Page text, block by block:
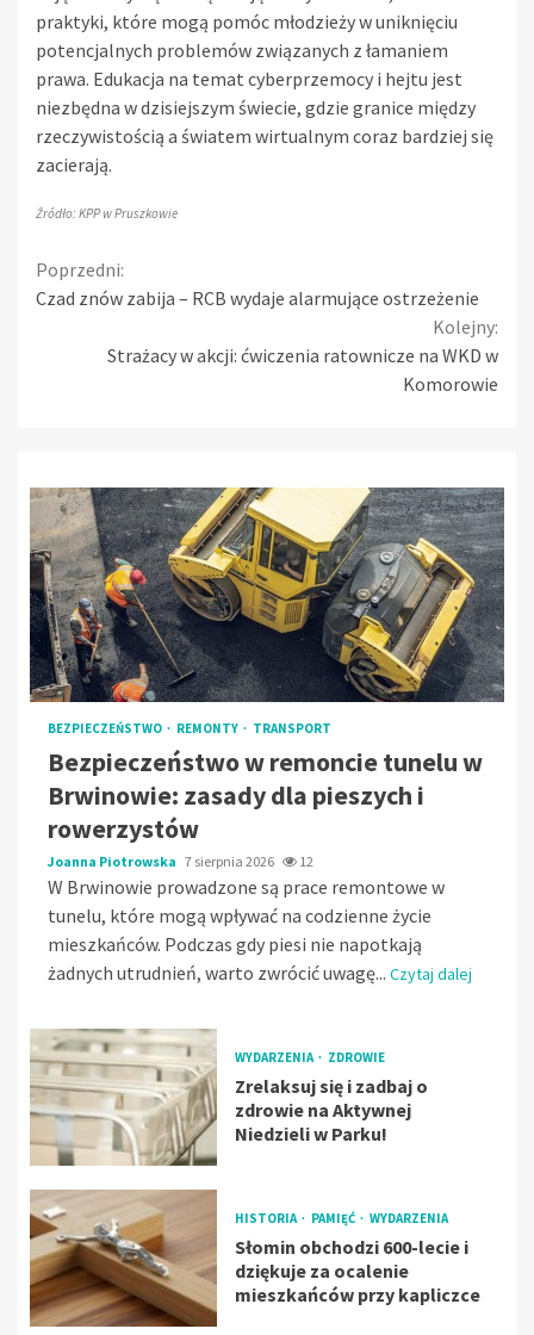
praktyki, które mogą pomóc młodzieży w uniknięciu
potencjalnych problemów związanych z łamaniem
prawa. Edukacja na temat cyberprzemocy i hejtu jest
niezbędna w dzisiejszym świecie, gdzie granice między
rzeczywistością a światem wirtualnym coraz bardziej się
zacierają.
Źródło: KPP w Pruszkowie
Continue
Reading
Poprzedni:
Czad znów zabija – RCB wydaje alarmujące ostrzeżenie
Kolejny:
Strażacy w akcji: ćwiczenia ratownicze na WKD w
Komorowie
BEZPIECZEŃSTWO REMONTY TRANSPORT
Bezpieczeństwo w remoncie tunelu w
Brwinowie: zasady dla pieszych i
rowerzystów
Joanna Piotrowska 7 sierpnia 2026 12
W Brwinowie prowadzone są prace remontowe w
tunelu, które mogą wpływać na codzienne życie
mieszkańców. Podczas gdy piesi nie napotkają
żadnych utrudnień, warto zwrócić uwagę... Czytaj dalej
WYDARZENIA ZDROWIE
Zrelaksuj się i zadbaj o
zdrowie na Aktywnej
Niedzieli w Parku!
HISTORIA PAMIĘĆ WYDARZENIA
Słomin obchodzi 600-lecie i
dziękuje za ocalenie
mieszkańców przy kapliczce